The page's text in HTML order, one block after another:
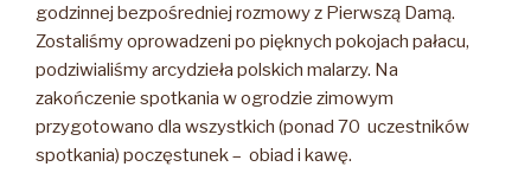
godzinnej bezpośredniej rozmowy z Pierwszą Damą.
Zostaliśmy oprowadzeni po pięknych pokojach pałacu,
podziwialiśmy arcydzieła polskich malarzy. Na
zakończenie spotkania w ogrodzie zimowym
przygotowano dla wszystkich (ponad 70 uczestników
spotkania) poczęstunek – obiad i kawę.